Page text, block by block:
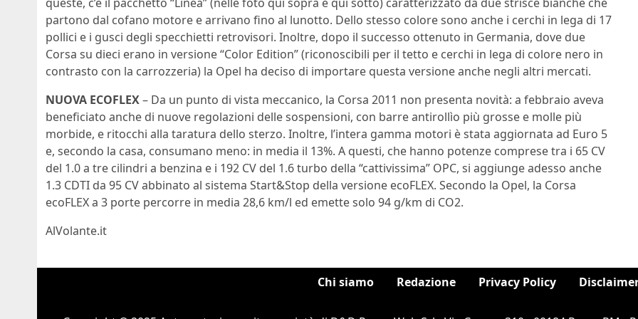
partono dal cofano motore e arrivano fino al lunotto. Dello stesso colore sono anche i cerchi in lega di 17
pollici e i gusci degli specchietti retrovisori. Inoltre, dopo il successo ottenuto in Germania, dove due
Corsa su dieci erano in versione “Color Edition” (riconoscibili per il tetto e cerchi in lega di colore nero in
contrasto con la carrozzeria) la Opel ha deciso di importare questa versione anche negli altri mercati.
NUOVA ECOFLEX– Da un punto di vista meccanico, la Corsa 2011 non presenta novità: a febbraio aveva
beneficiato anche di nuove regolazioni delle sospensioni, con barre antirollìo più grosse e molle più
morbide, e ritocchi alla taratura dello sterzo. Inoltre, l’intera gamma motori è stata aggiornata ad Euro 5
e, secondo la casa, consumano meno: in media il 13%. A questi, che hanno potenze comprese tra i 65 CV
del 1.0 a tre cilindri a benzina e i 192 CV del 1.6 turbo della “cattivissima” OPC, si aggiunge adesso anche
1.3 CDTI da 95 CV abbinato al sistema Start&Stop della versione ecoFLEX. Secondo la Opel, la Corsa
ecoFLEX a 3 porte percorre in media 28,6 km/l ed emette solo 94 g/km di CO2.
AlVolante.it
Chi siamo Redazione Privacy Policy